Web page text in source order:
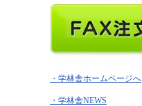
・学林舎ホームページへ
・学林舎NEWS